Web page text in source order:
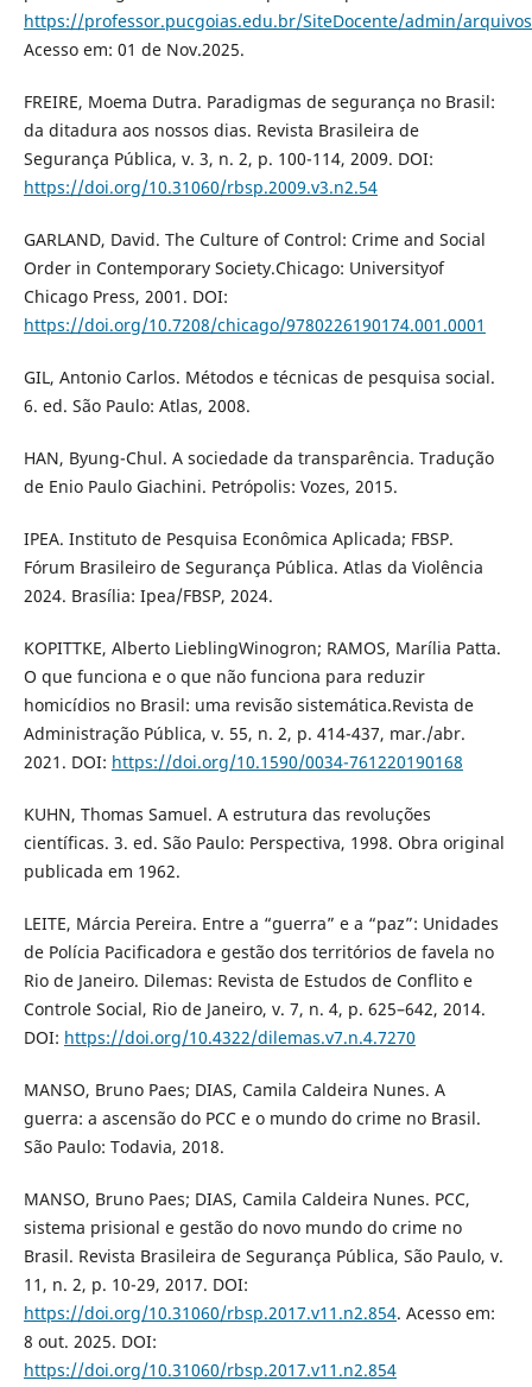
https://professor.pucgoias.edu.br/SiteDocente/admin/
Acesso em: 01 de Nov.2025.
FREIRE, Moema Dutra. Paradigmas de segurança no Brasil:
da ditadura aos nossos dias. Revista Brasileira de
Segurança Pública, v. 3, n. 2, p. 100-114, 2009. DOI:
https://doi.org/10.31060/rbsp.2009.v3.n2.54
GARLAND, David. The Culture of Control: Crime and Social
Order in Contemporary Society.Chicago: Universityof
Chicago Press, 2001. DOI:
https://doi.org/10.7208/chicago/9780226190174.001.0001
GIL, Antonio Carlos. Métodos e técnicas de pesquisa social.
6. ed. São Paulo: Atlas, 2008.
HAN, Byung-Chul. A sociedade da transparência. Tradução
de Enio Paulo Giachini. Petrópolis: Vozes, 2015.
IPEA. Instituto de Pesquisa Econômica Aplicada; FBSP.
Fórum Brasileiro de Segurança Pública. Atlas da Violência
2024. Brasília: Ipea/FBSP, 2024.
KOPITTKE, Alberto LieblingWinogron; RAMOS, Marília Patta.
O que funciona e o que não funciona para reduzir
homicídios no Brasil: uma revisão sistemática.Revista de
Administração Pública, v. 55, n. 2, p. 414-437, mar./abr.
2021. DOI: https://doi.org/10.1590/0034-761220190168
KUHN, Thomas Samuel. A estrutura das revoluções
científicas. 3. ed. São Paulo: Perspectiva, 1998. Obra original
publicada em 1962.
LEITE, Márcia Pereira. Entre a “guerra” e a “paz”: Unidades
de Polícia Pacificadora e gestão dos territórios de favela no
Rio de Janeiro. Dilemas: Revista de Estudos de Conflito e
Controle Social, Rio de Janeiro, v. 7, n. 4, p. 625–642, 2014.
DOI: https://doi.org/10.4322/dilemas.v7.n.4.7270
MANSO, Bruno Paes; DIAS, Camila Caldeira Nunes. A
guerra: a ascensão do PCC e o mundo do crime no Brasil.
São Paulo: Todavia, 2018.
MANSO, Bruno Paes; DIAS, Camila Caldeira Nunes. PCC,
sistema prisional e gestão do novo mundo do crime no
Brasil. Revista Brasileira de Segurança Pública, São Paulo, v.
11, n. 2, p. 10-29, 2017. DOI:
https://doi.org/10.31060/rbsp.2017.v11.n2.854. Acesso em:
8 out. 2025. DOI:
https://doi.org/10.31060/rbsp.2017.v11.n2.854